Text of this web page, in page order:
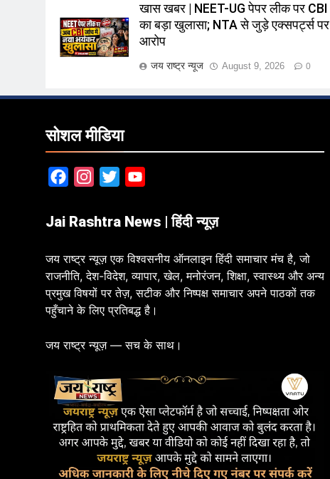
खास खबर | NEET-UG पेपर लीक पर CBI
का बड़ा खुलासा; NTA से जुड़े एक्सपर्ट्स पर
आरोप
जय राष्ट्र न्यूज August 9, 2026 0
सोशल मीडिया
FacebookInstagram
Twitter
Jai Rashtra News | हिंदी न्यूज़
जय राष्ट्र न्यूज़ एक विश्वसनीय ऑनलाइन हिंदी समाचार मंच है, जो
राजनीति, देश-विदेश, व्यापार, खेल, मनोरंजन, शिक्षा, स्वास्थ्य और अन्य
प्रमुख विषयों पर तेज़, सटीक और निष्पक्ष समाचार अपने पाठकों तक
पहुँचाने के लिए प्रतिबद्ध है।
जय राष्ट्र न्यूज़ — सच के साथ।